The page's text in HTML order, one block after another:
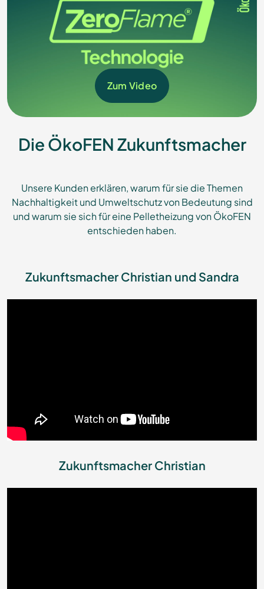
Zum Video
Die ÖkoFEN Zukunftsmacher
Unsere Kunden erklären, warum für sie die Themen
Nachhaltigkeit und Umweltschutz von Bedeutung sind
und warum sie sich für eine Pelletheizung von ÖkoFEN
entschieden haben.
Zukunftsmacher Christian und Sandra
Zukunftsmacher Christian